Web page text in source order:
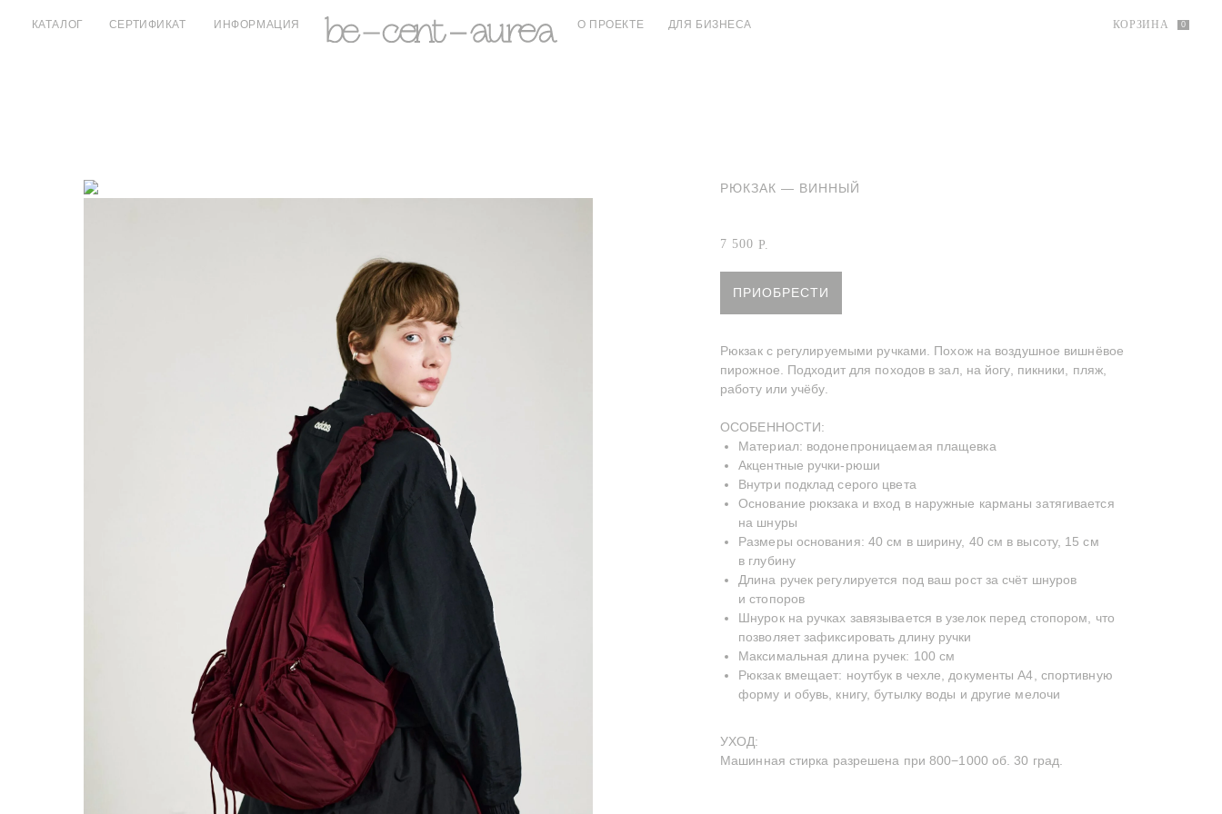
О ПРОЕКТЕ ДЛЯ БИЗНЕСА
КАТАЛОГ СЕРТИФИКАТ ИНФОРМАЦИЯ
РЮКЗАК — ВИННЫЙ
7 500 Р.
ПРИОБРЕСТИ
Рюкзак с регулируемыми ручками. Похож на воздушное вишнёвое
пирожное. Подходит для походов в зал, на йогу, пикники, пляж,
работу или учёбу.
ОСОБЕННОСТИ:
Материал: водонепроницаемая плащевка
Акцентные ручки-рюши
Внутри подклад серого цвета
Основание рюкзака и вход в наружные карманы затягивается
на шнуры
Размеры основания: 40 см в ширину, 40 см в высоту, 15 см
в глубину
Длина ручек регулируется под ваш рост за счёт шнуров
и стопоров
Шнурок на ручках завязывается в узелок перед стопором, что
позволяет зафиксировать длину ручки
Максимальная длина ручек: 100 см
Рюкзак вмещает: ноутбук в чехле, документы А4, спортивную
форму и обувь, книгу, бутылку воды и другие мелочи
УХОД:
Машинная стирка разрешена при 800−1000 об. 30 град.